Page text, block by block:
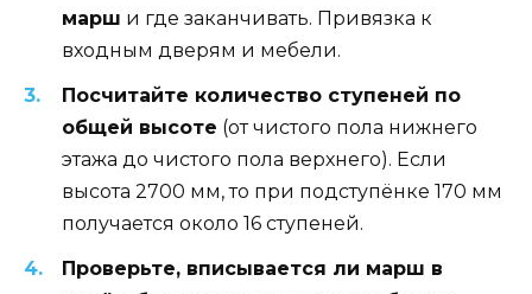
марш и где заканчивать. Привязка к
входным дверям и мебели.
Посчитайте количество ступеней по
общей высоте (от чистого пола нижнего
этажа до чистого пола верхнего). Если
высота 2700 мм, то при подступёнке 170 мм
получается около 16 ступеней.
Проверьте, вписывается ли марш в